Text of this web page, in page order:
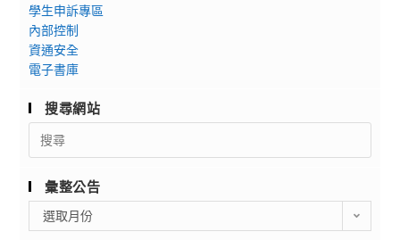
學生申訴專區
內部控制
資通安全
電子書庫
搜尋網站
Search
for:
彙整公告
整
選取月份